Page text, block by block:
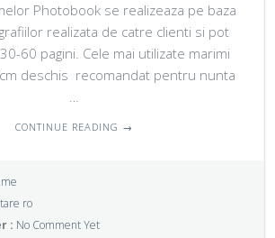
Photobook se realizeaza pe baza
realizata de catre clienti si pot
60 pagini. Cele mai utilizate marimi
deschis recomandat pentru nunta
…
CONTINUE READING →
ro
: No Comment Yet